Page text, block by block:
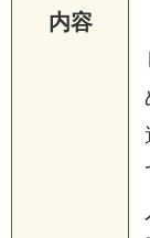
内容